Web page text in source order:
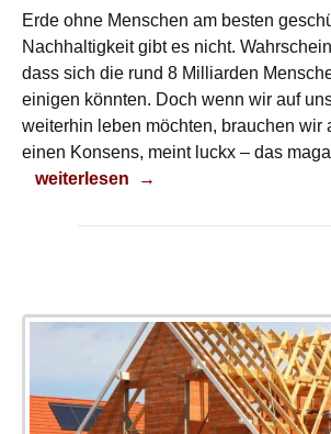
Erde ohne Menschen am besten
Nachhaltigkeit gibt es nicht.
dass sich die rund 8 Milliarden
einigen könnten. Doch wenn wir auf
weiterhin leben möchten, brauchen wir
einen Konsens, meint luckx – das
Nachhaltig Reisen
weiterlesen →